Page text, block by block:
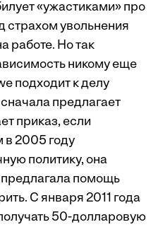
«ужастиками» про
страхом увольнения
работе. Но так
никому еще
подходит к делу
предлагает
приказ, если
2005 году
политику, она
помощь
С января 2011 года
50-долларовую